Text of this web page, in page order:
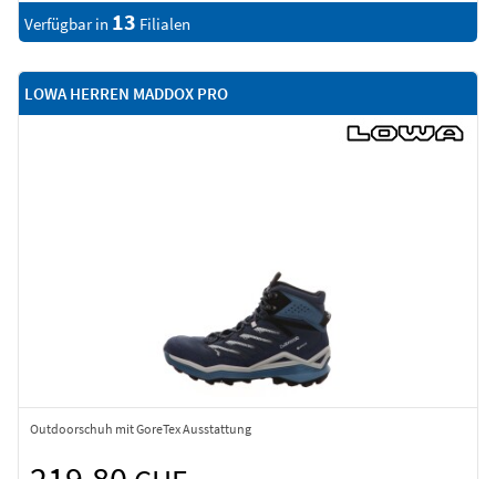
Verfügbar in 13 Filialen
LOWA HERREN MADDOX PRO
Outdoorschuh mit GoreTex Ausstattung